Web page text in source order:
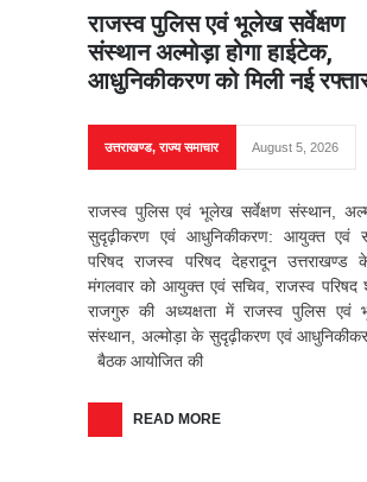
राजस्व पुलिस एवं भूलेख सर्वेक्षण
संस्थान अल्मोड़ा होगा हाईटेक,
आधुनिकीकरण को मिली नई
उत्तराखण्ड,राज्य समाचार August 5, 2026
राजस्व पुलिस एवं भूलेख सर्वेक्षण संस्थान,
सुदृढ़ीकरण एवं आधुनिकीकरण: आयुक्त एवं
परिषद राजस्व परिषद देहरादून उत्तराखण्ड
मंगलवार को आयुक्त एवं सचिव, राजस्व परिषद
राजगुरु की अध्यक्षता में राजस्व पुलिस एवं
संस्थान, अल्मोड़ा के सुदृढ़ीकरण एवं
बैठक आयोजित की
READ MORE